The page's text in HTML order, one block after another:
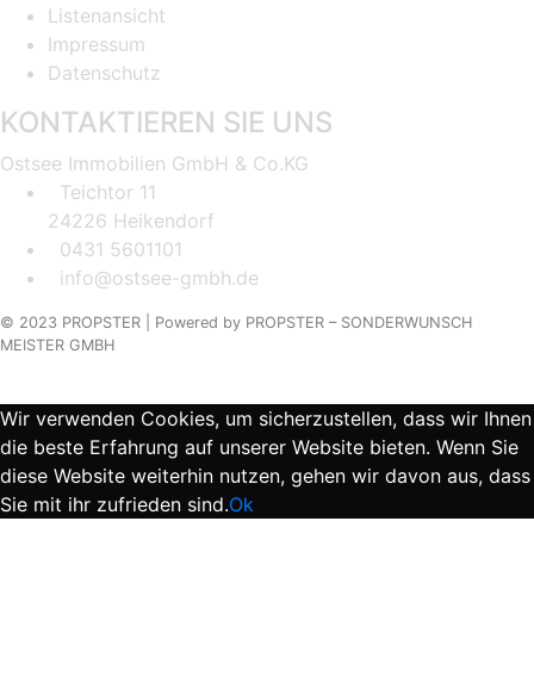
Listenansicht
Impressum
Datenschutz
KONTAKTIEREN SIE UNS
Ostsee Immobilien GmbH & Co.KG
Teichtor 11
24226 Heikendorf
0431 5601101
info@ostsee-gmbh.de
© 2023 PROPSTER | Powered by PROPSTER – SONDERWUNSCH
MEISTER GMBH
Wir verwenden Cookies, um sicherzustellen, dass wir Ihnen
die beste Erfahrung auf unserer Website bieten. Wenn Sie
diese Website weiterhin nutzen, gehen wir davon aus, dass
Sie mit ihr zufrieden sind.Ok